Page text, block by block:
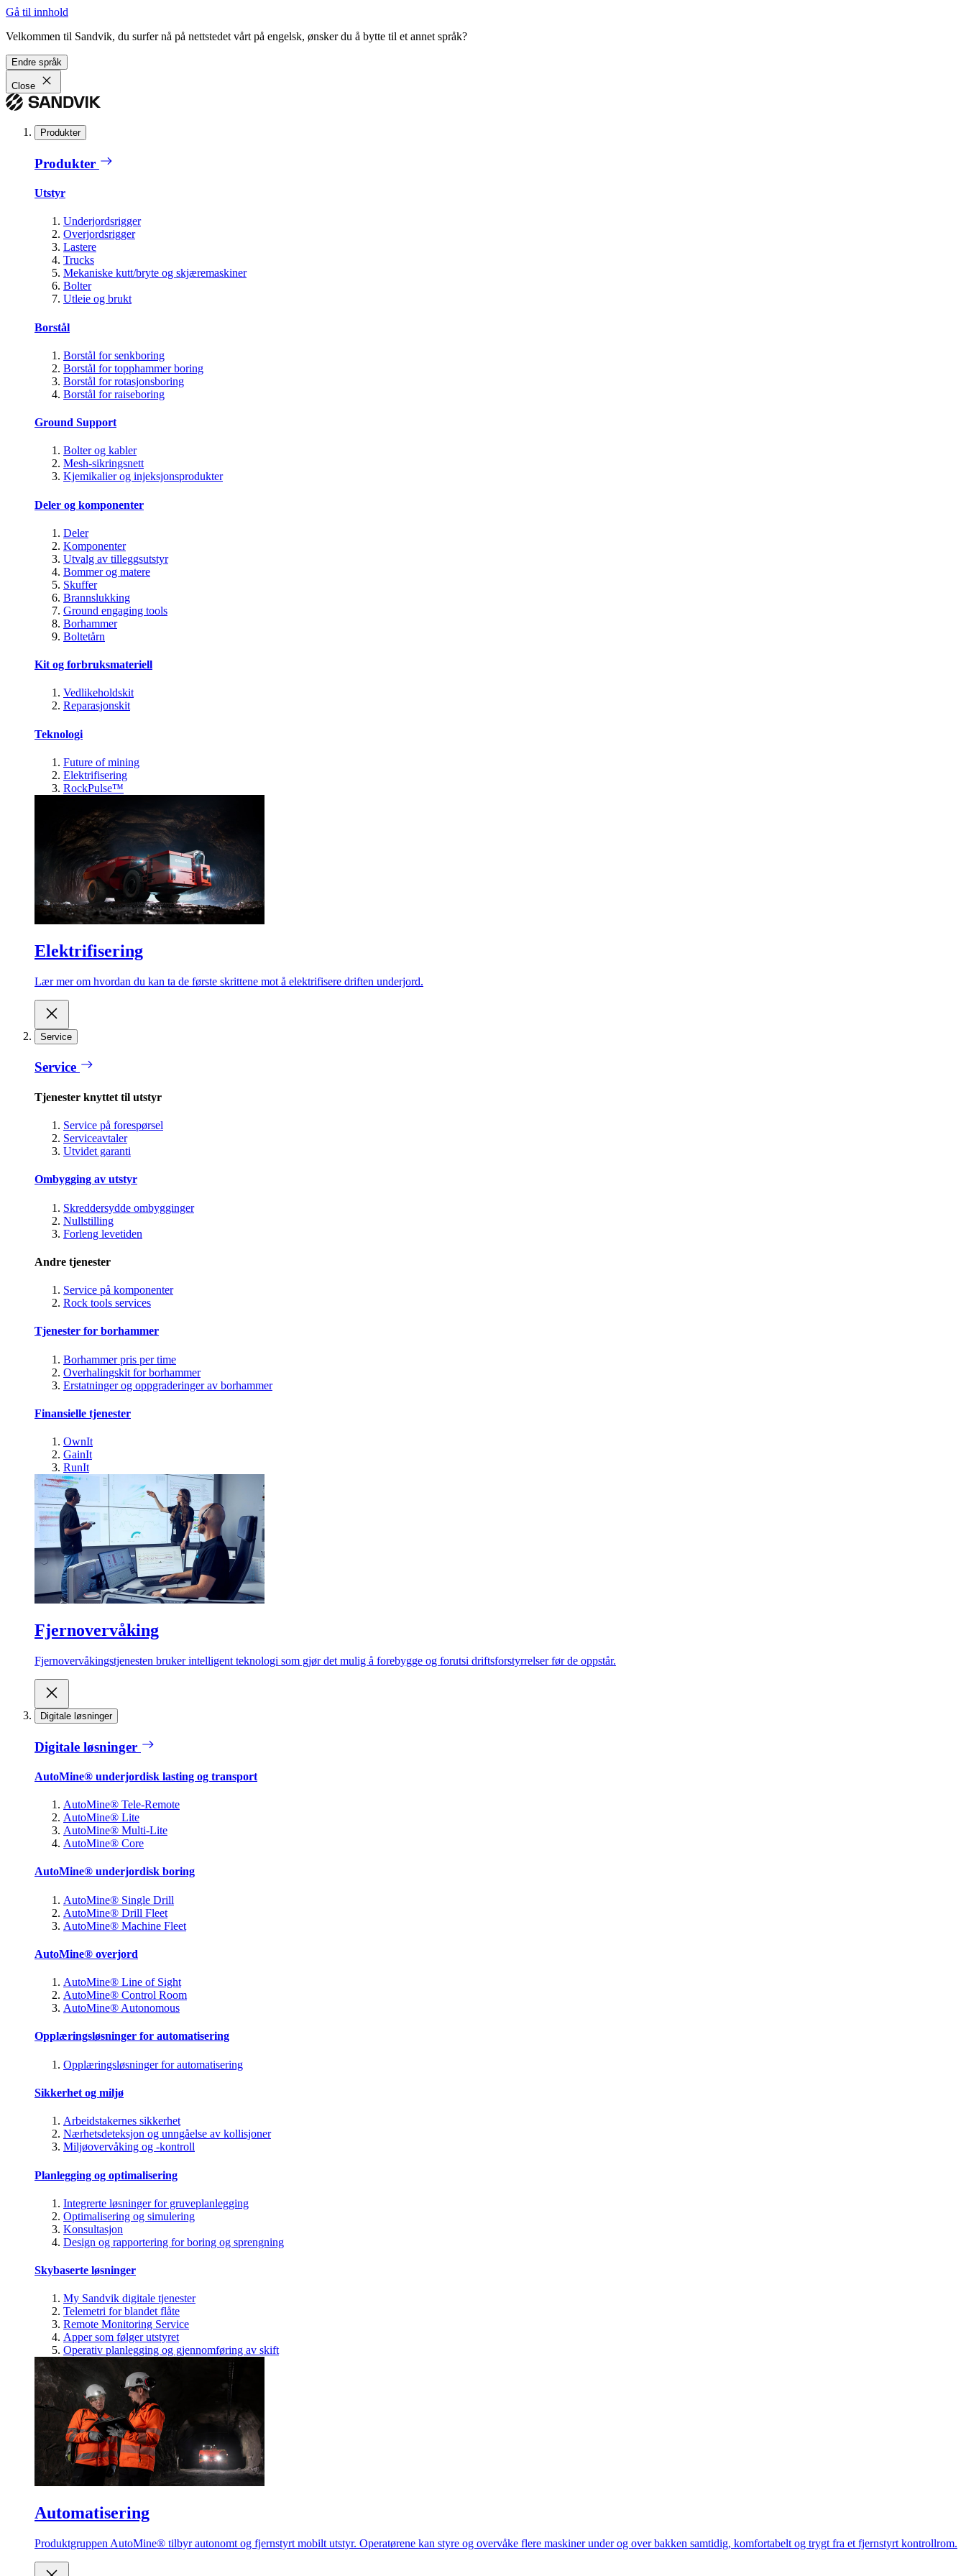
Gå til innhold
Velkommen til Sandvik, du surfer nå på nettstedet vårt på engelsk, ønsker du å bytte til et annet språk?
Endre språk
Close
Produkter
Produkter
Utstyr
Underjordsrigger
Overjordsrigger
Lastere
Trucks
Mekaniske kutt/bryte og skjæremaskiner
Bolter
Utleie og brukt
Borstål
Borstål for senkboring
Borstål for topphammer boring
Borstål for rotasjonsboring
Borstål for raiseboring
Ground Support
Bolter og kabler
Mesh-sikringsnett
Kjemikalier og injeksjonsprodukter
Deler og komponenter
Deler
Komponenter
Utvalg av tilleggsutstyr
Bommer og matere
Skuffer
Brannslukking
Ground engaging tools
Borhammer
Boltetårn
Kit og forbruksmateriell
Vedlikeholdskit
Reparasjonskit
Teknologi
Future of mining
Elektrifisering
RockPulse™
Elektrifisering
Lær mer om hvordan du kan ta de første skrittene mot å elektrifisere driften underjord.
Service
Service
Tjenester knyttet til utstyr
Service på forespørsel
Serviceavtaler
Utvidet garanti
Ombygging av utstyr
Skreddersydde ombygginger
Nullstilling
Forleng levetiden
Andre tjenester
Service på komponenter
Rock tools services
Tjenester for borhammer
Borhammer pris per time
Overhalingskit for borhammer
Erstatninger og oppgraderinger av borhammer
Finansielle tjenester
OwnIt
GainIt
RunIt
Fjernovervåking
Fjernovervåkingstjenesten bruker intelligent teknologi som gjør det mulig å forebygge og forutsi driftsforstyrrelser før de oppstår.
Digitale løsninger
Digitale løsninger
AutoMine® underjordisk lasting og transport
AutoMine® Tele-Remote
AutoMine® Lite
AutoMine® Multi-Lite
AutoMine® Core
AutoMine® underjordisk boring
AutoMine® Single Drill
AutoMine® Drill Fleet
AutoMine® Machine Fleet
AutoMine® overjord
AutoMine® Line of Sight
AutoMine® Control Room
AutoMine® Autonomous
Opplæringsløsninger for automatisering
Opplæringsløsninger for automatisering
Sikkerhet og miljø
Arbeidstakernes sikkerhet
Nærhetsdeteksjon og unngåelse av kollisjoner
Miljøovervåking og -kontroll
Planlegging og optimalisering
Integrerte løsninger for gruveplanlegging
Optimalisering og simulering
Konsultasjon
Design og rapportering for boring og sprengning
Skybaserte løsninger
My Sandvik digitale tjenester
Telemetri for blandet flåte
Remote Monitoring Service
Apper som følger utstyret
Operativ planlegging og gjennomføring av skift
Automatisering
Produktgruppen AutoMine® tilbyr autonomt og fjernstyrt mobilt utstyr. Operatørene kan styre og overvåke flere maskiner under og over bakken samtidig, komfortabelt og trygt fra et fjernstyrt kontrollrom.